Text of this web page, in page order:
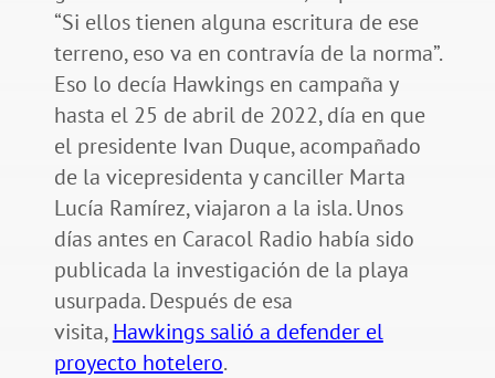
“Si ellos tienen alguna escritura de ese
terreno, eso va en contravía de la norma”.
Eso lo decía Hawkings en campaña y
hasta el 25 de abril de 2022, día en que
el presidente Ivan Duque, acompañado
de la vicepresidenta y canciller Marta
Lucía Ramírez, viajaron a la isla. Unos
días antes en Caracol Radio había sido
publicada la investigación de la playa
usurpada. Después de esa
visita,Hawkings salió a defender el
proyecto hotelero.